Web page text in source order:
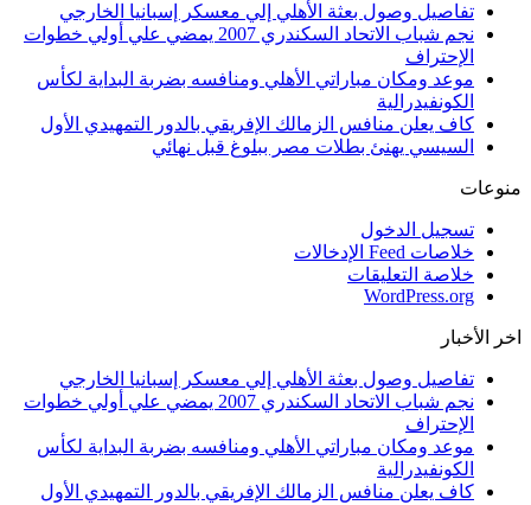
تفاصيل وصول بعثة الأهلي إلي معسكر إسبانيا الخارجي
نجم شباب الاتحاد السكندري 2007 يمضي علي أولي خطوات
الإحتراف
موعد ومكان مباراتي الأهلي ومنافسه بضربة البداية لكأس
الكونفيدرالية
كاف يعلن منافس الزمالك الإفريقي بالدور التمهيدي الأول
السيسي يهنئ بطلات مصر ببلوغ قبل نهائي
منوعات
تسجيل الدخول
خلاصات Feed الإدخالات
خلاصة التعليقات
WordPress.org
اخر الأخبار
تفاصيل وصول بعثة الأهلي إلي معسكر إسبانيا الخارجي
نجم شباب الاتحاد السكندري 2007 يمضي علي أولي خطوات
الإحتراف
موعد ومكان مباراتي الأهلي ومنافسه بضربة البداية لكأس
الكونفيدرالية
كاف يعلن منافس الزمالك الإفريقي بالدور التمهيدي الأول